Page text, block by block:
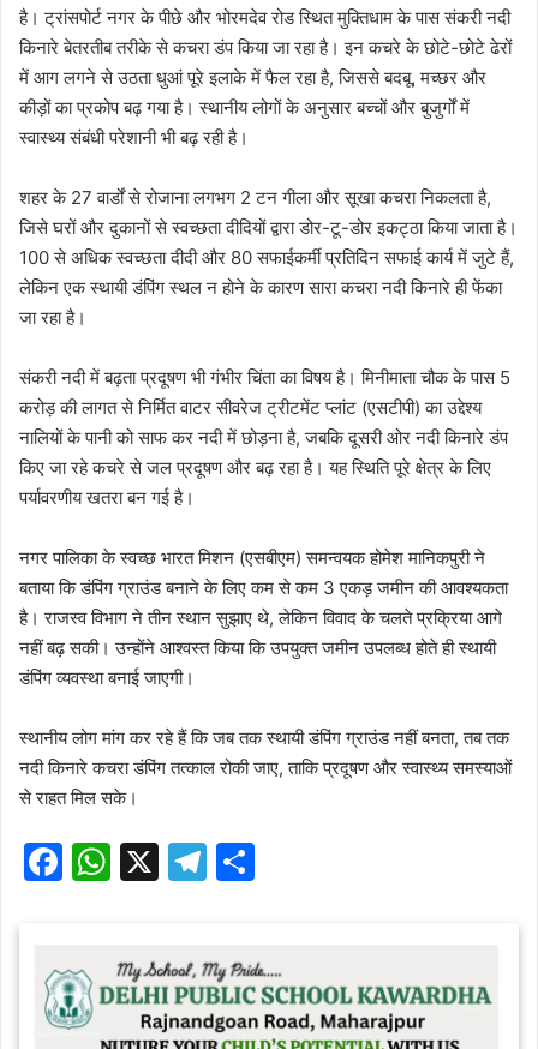
है। ट्रांसपोर्ट नगर के पीछे और भोरमदेव रोड स्थित मुक्तिधाम के पास संकरी नदी
किनारे बेतरतीब तरीके से कचरा डंप किया जा रहा है। इन कचरे के छोटे-छोटे ढेरों
में आग लगने से उठता धुआं पूरे इलाके में फैल रहा है, जिससे बदबू, मच्छर और
कीड़ों का प्रकोप बढ़ गया है। स्थानीय लोगों के अनुसार बच्चों और बुजुर्गों में
स्वास्थ्य संबंधी परेशानी भी बढ़ रही है।
शहर के 27 वार्डों से रोजाना लगभग 2 टन गीला और सूखा कचरा निकलता है,
जिसे घरों और दुकानों से स्वच्छता दीदियों द्वारा डोर-टू-डोर इकट्ठा किया जाता है।
100 से अधिक स्वच्छता दीदी और 80 सफाईकर्मी प्रतिदिन सफाई कार्य में जुटे हैं,
लेकिन एक स्थायी डंपिंग स्थल न होने के कारण सारा कचरा नदी किनारे ही फेंका
जा रहा है।
संकरी नदी में बढ़ता प्रदूषण भी गंभीर चिंता का विषय है। मिनीमाता चौक के पास 5
करोड़ की लागत से निर्मित वाटर सीवरेज ट्रीटमेंट प्लांट (एसटीपी) का उद्देश्य
नालियों के पानी को साफ कर नदी में छोड़ना है, जबकि दूसरी ओर नदी किनारे डंप
किए जा रहे कचरे से जल प्रदूषण और बढ़ रहा है। यह स्थिति पूरे क्षेत्र के लिए
पर्यावरणीय खतरा बन गई है।
नगर पालिका के स्वच्छ भारत मिशन (एसबीएम) समन्वयक होमेश मानिकपुरी ने
बताया कि डंपिंग ग्राउंड बनाने के लिए कम से कम 3 एकड़ जमीन की आवश्यकता
है। राजस्व विभाग ने तीन स्थान सुझाए थे, लेकिन विवाद के चलते प्रक्रिया आगे
नहीं बढ़ सकी। उन्होंने आश्वस्त किया कि उपयुक्त जमीन उपलब्ध होते ही स्थायी
डंपिंग व्यवस्था बनाई जाएगी।
स्थानीय लोग मांग कर रहे हैं कि जब तक स्थायी डंपिंग ग्राउंड नहीं बनता, तब तक
नदी किनारे कचरा डंपिंग तत्काल रोकी जाए, ताकि प्रदूषण और स्वास्थ्य समस्याओं
से राहत मिल सके।
F
e
b
W
s
A
X
T
gr
a
e